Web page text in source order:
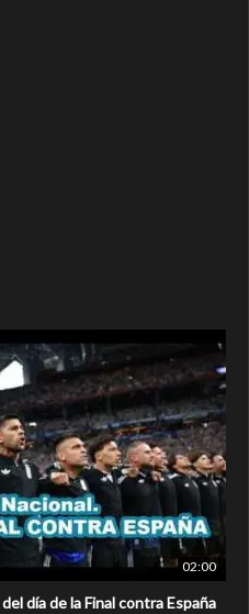
02:00
día de la Final contra España